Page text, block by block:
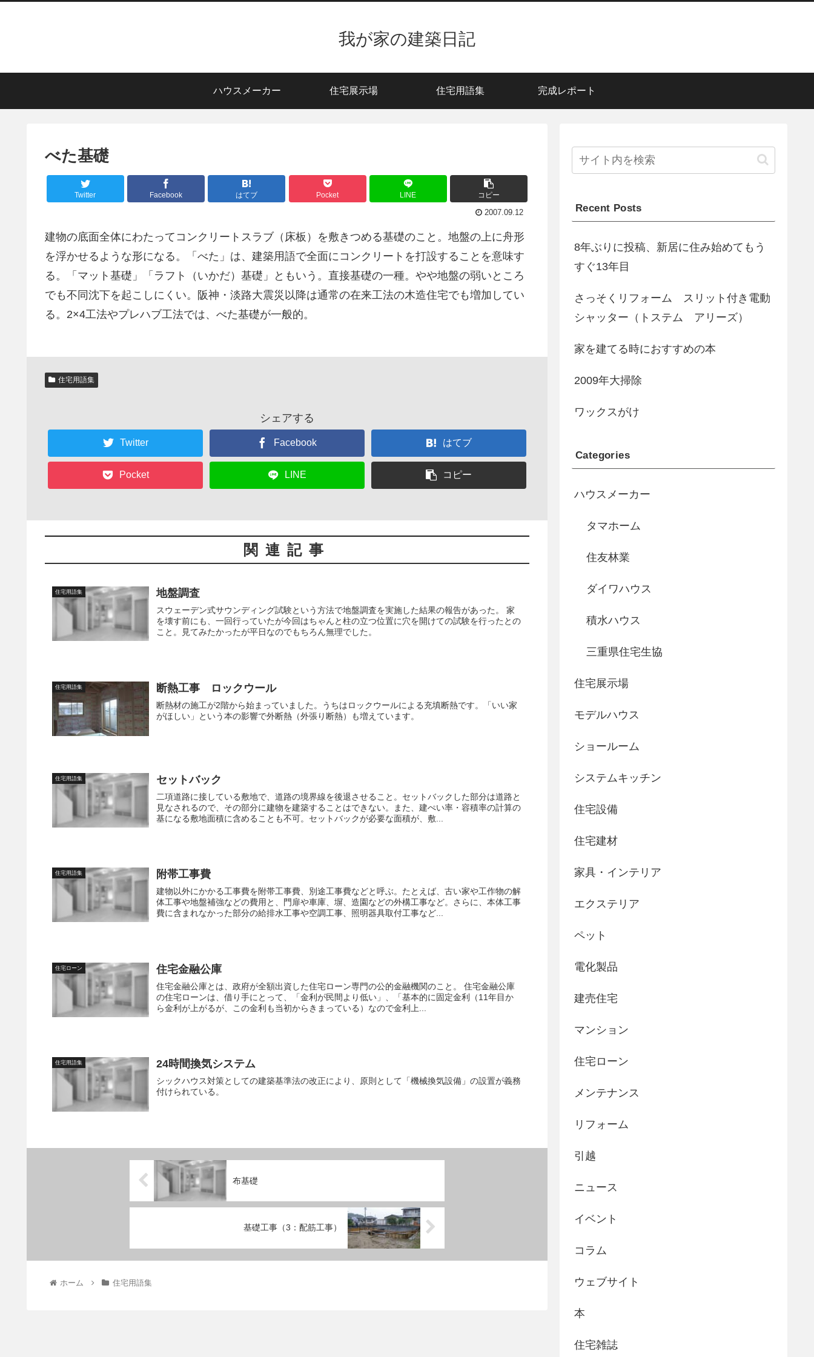
我が家の建築日記
ハウスメーカー 住宅展示場 住宅用語集 完成レポート
べた基礎
Twitter Facebook はてブ Pocket LINE コピー
2007.09.12
建物の底面全体にわたってコンクリートスラブ（床板）を敷きつめる基礎のこと。地盤の上に舟形
を浮かせるような形になる。「べた」は、建築用語で全面にコンクリートを打設することを意味す
る。「マット基礎」「ラフト（いかだ）基礎」ともいう。直接基礎の一種。やや地盤の弱いところ
でも不同沈下を起こしにくい。阪神・淡路大震災以降は通常の在来工法の木造住宅でも増加してい
る。2×4工法やプレハブ工法では、べた基礎が一般的。
住宅用語集
シェアする
Twitter Facebook はてブ
Pocket LINE コピー
関連記事
住宅用語集 地盤調査
スウェーデン式サウンディング試験という方法で地盤調査を実施した結果の報告があった。 家
を壊す前にも、一回行っていたが今回はちゃんと柱の立つ位置に穴を開けての試験を行ったとの
こと。見てみたかったが平日なのでもちろん無理でした。
住宅用語集 断熱工事 ロックウール
断熱材の施工が2階から始まっていました。うちはロックウールによる充填断熱です。「いい家
がほしい」という本の影響で外断熱（外張り断熱）も増えています。
住宅用語集 セットバック
二項道路に接している敷地で、道路の境界線を後退させること。セットバックした部分は道路と
見なされるので、その部分に建物を建築することはできない。また、建ぺい率・容積率の計算の
基になる敷地面積に含めることも不可。セットバックが必要な面積が、敷...
住宅用語集 附帯工事費
建物以外にかかる工事費を附帯工事費、別途工事費などと呼ぶ。たとえば、古い家や工作物の解
体工事や地盤補強などの費用と、門扉や車庫、塀、造園などの外構工事など。さらに、本体工事
費に含まれなかった部分の給排水工事や空調工事、照明器具取付工事など...
住宅ローン 住宅金融公庫
住宅金融公庫とは、政府が全額出資した住宅ローン専門の公的金融機関のこと。 住宅金融公庫
の住宅ローンは、借り手にとって、「金利が民間より低い」、「基本的に固定金利（11年目か
ら金利が上がるが、この金利も当初からきまっている）なので金利上...
住宅用語集 24時間換気システム
シックハウス対策としての建築基準法の改正により、原則として「機械換気設備」の設置が義務
付けられている。
布基礎
基礎工事（3：配筋工事）
ホーム 住宅用語集
Recent Posts
8年ぶりに投稿、新居に住み始めてもう
すぐ13年目
さっそくリフォーム スリット付き電動
シャッター（トステム アリーズ）
家を建てる時におすすめの本
2009年大掃除
ワックスがけ
Categories
ハウスメーカー
タマホーム
住友林業
ダイワハウス
積水ハウス
三重県住宅生協
住宅展示場
モデルハウス
ショールーム
システムキッチン
住宅設備
住宅建材
家具・インテリア
エクステリア
ペット
電化製品
建売住宅
マンション
住宅ローン
メンテナンス
リフォーム
引越
ニュース
イベント
コラム
ウェブサイト
本
住宅雑誌